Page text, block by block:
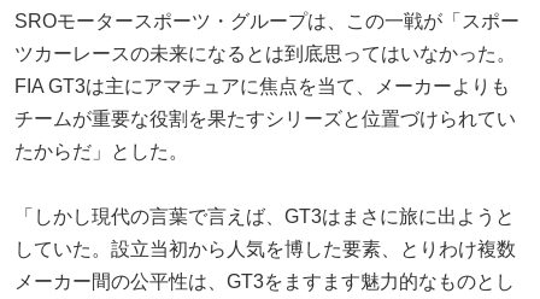
SROモータースポーツ・グループは、この一戦が「スポー
ツカーレースの未来になるとは到底思ってはいなかった。
FIA GT3は主にアマチュアに焦点を当て、メーカーよりも
チームが重要な役割を果たすシリーズと位置づけられてい
たからだ」とした。
「しかし現代の言葉で言えば、GT3はまさに旅に出ようと
していた。設立当初から人気を博した要素、とりわけ複数
メーカー間の公平性は、GT3をますます魅力的なものとし